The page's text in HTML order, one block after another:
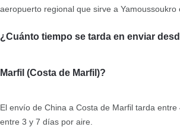
aeropuerto regional que sirve a Yamoussoukro
¿Cuánto tiempo se tarda en enviar
Marfil (Costa de Marfil)?
El envío de China a Costa de Marfil tarda entre
entre 3 y 7 días por aire.